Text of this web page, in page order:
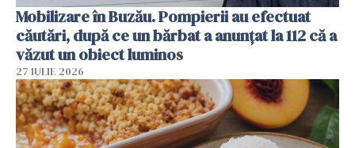
Mobilizare în Buzău. Pompierii au efectuat
căutări, după ce un bărbat a anunțat la 112 că a
văzut un obiect luminos
27 IULIE 2026